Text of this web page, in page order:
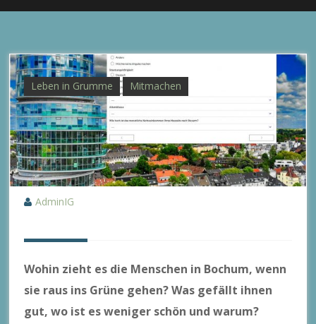
Leben in Grumme Mitmachen
AdminIG
Wohin zieht es die Menschen in Bochum, wenn
sie raus ins Grüne gehen? Was gefällt ihnen
gut, wo ist es weniger schön und warum?